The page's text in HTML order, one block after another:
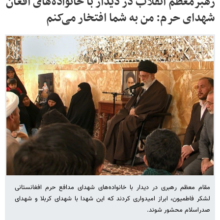
شهدای حرم: من به شما افتخار می‌کنم
مقام معظم رهبری در دیدار با خانواده‌های شهدای مدافع حرم افغانستانی
لشکر فاطمیون، ابراز امیدواری کردند که این شهدا با شهدای کربلا و شهدای
صدراسلام محشور شوند.